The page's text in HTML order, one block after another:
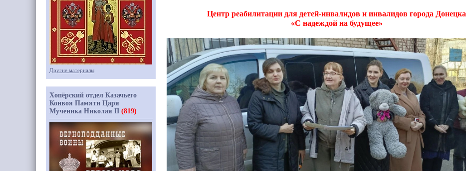
Центр реабилитации для детей-инвалидов и инвалидов города Донецка
«С надеждой на будущее»
Другие материалы
Хопёрский отдел Казачьего
Конвоя Памяти Царя
Мученика Николая II (819)